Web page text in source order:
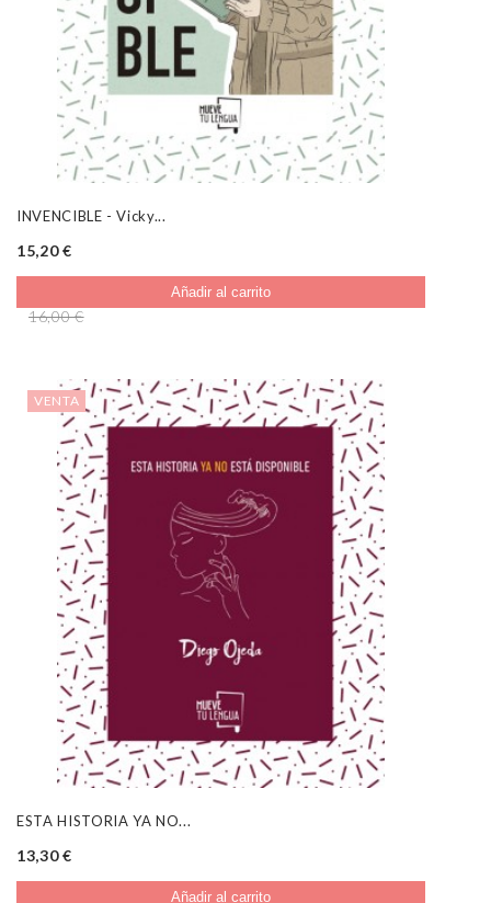
INVENCIBLE - Vicky...
15,20 €
Añadir al carrito
16,00 €
VENTA
ESTA HISTORIA YA NO...
13,30 €
Añadir al carrito